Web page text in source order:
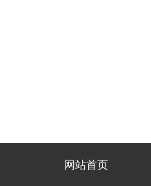
网站首页